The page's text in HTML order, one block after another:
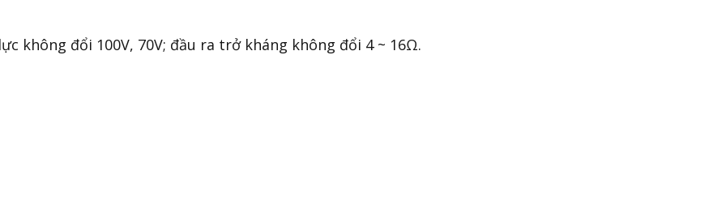
không đổi 100V, 70V; đầu ra trở kháng không đổi 4 ~ 16Ω.